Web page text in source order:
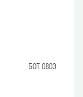
БОТ 080Э